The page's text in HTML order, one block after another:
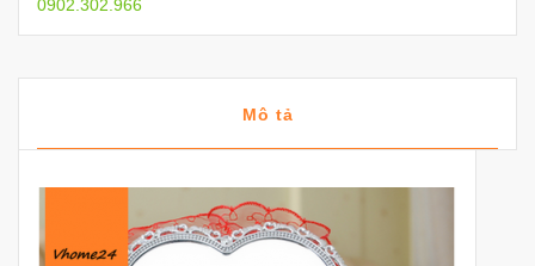
0902.302.966
Mô tả